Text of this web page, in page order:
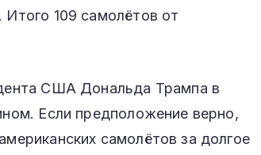
109 самолётов от
США Дональда Трампа в
Если предположение верно,
самолётов за долгое